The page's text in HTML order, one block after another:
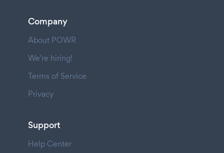
Company
About POWR
We're hiring!
Terms of Service
Privacy
Support
Help Center